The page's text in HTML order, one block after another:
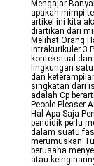
Mengajar
apakah mimpi
artikel ini kita
diartikan dari
Melihat Orang
intrakurikuler 3
kontekstual
lingkungan
dan
singkatan dari
adalah Cp
People Pleaser
Hal Apa Saja
pendidik perlu
dalam suatu
merumuskan
berusaha
atau